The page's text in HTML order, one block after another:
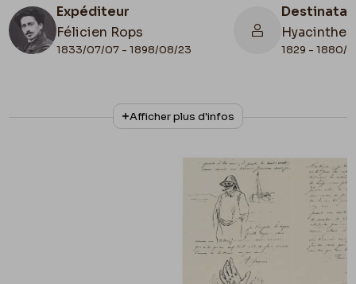
Expéditeur
Félicien Rops
1833/07/07 - 1898/08/23
Hyacinthe
1829 - 1880/
N° d'inventaire
MRBAB/AACB/009583
Belgique, Bruxelles, Musées Royaux des
Beaux-Arts de Belgique, Archives de l'Art
Afficher plus d'infos